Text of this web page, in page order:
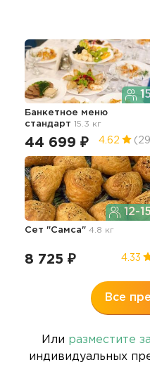
15
Банкетное меню
стандарт
15.3 кг
44 699 ₽ 4.62
12-15
Сет "Самса" 4.8 кг
8 725 ₽ 4.33
Все
Или разместите
индивидуальных